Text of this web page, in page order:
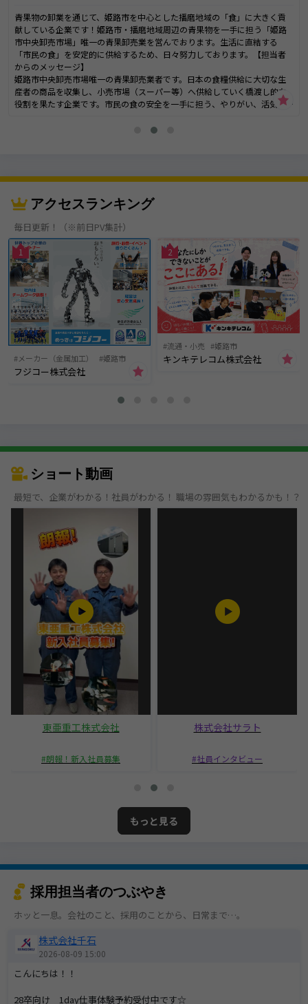
青果物の卸業を通じて、姫路市を中心とした播磨地域の「食」に大きく貢
献している企業です！姫路市・播磨地域周辺の青果物を一手に担う「姫路
市中央卸売市場」唯一の青果卸売業を営んでおります。生活に直結する
「市民の食」を安定的に供給するため、日々努力しております。【担当者
からのメッセージ】
姫路市中央卸売市場唯一の青果卸売業者です。日本の食糧供給に大切な生
産者の商品を収集し、小売市場（スーパー等）へ供給していく橋渡し的な
役割を果たす企業です。市民の食の安全を一手に担う、やりがい、活気の
場ならではの「明るさ」「賑やかさ」があります。
アクセスランキング
毎日更新！（※前日PV集計）
1
メーカー（金属加工） 姫路市
フジコー株式会社
2
流通・小売 姫路市
キンキテレコム株式会社
ショート動画
最短で、企業がわかる！社員がわかる！ 職場の雰囲気もわかるかも！？
東亜重工株式会社
朗報！新入社員募集
株式会社サラト
社員インタビュー
もっと見る
採用担当者のつぶやき
ホッと一息。会社のこと、採用のことから、日常まで…。
株式会社千石
2026-08-09 15:00
こんにちは！！
28卒向け 1day仕事体験予約受付中です☆